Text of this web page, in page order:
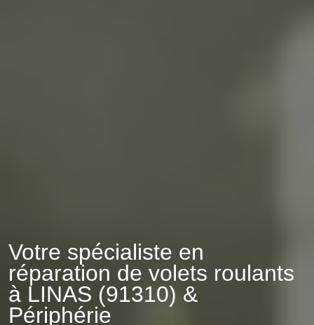
Votre spécialiste en
réparation de volets roulants
à LINAS (91310) &
Périphérie